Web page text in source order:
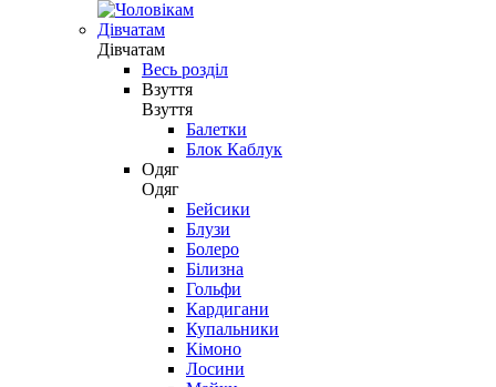
Дівчатам
Дівчатам
Весь розділ
Взуття
Взуття
Балетки
Блок Каблук
Одяг
Одяг
Бейсики
Блузи
Болеро
Білизна
Гольфи
Кардигани
Купальники
Кімоно
Лосини